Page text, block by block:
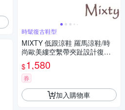
時髦復古鞋型
MIXTY 低跟涼鞋 羅馬涼鞋/時
尚歐美縷空繫帶夾趾設計復古
低跟羅馬涼鞋 棕
$1,580
券
加入購物車